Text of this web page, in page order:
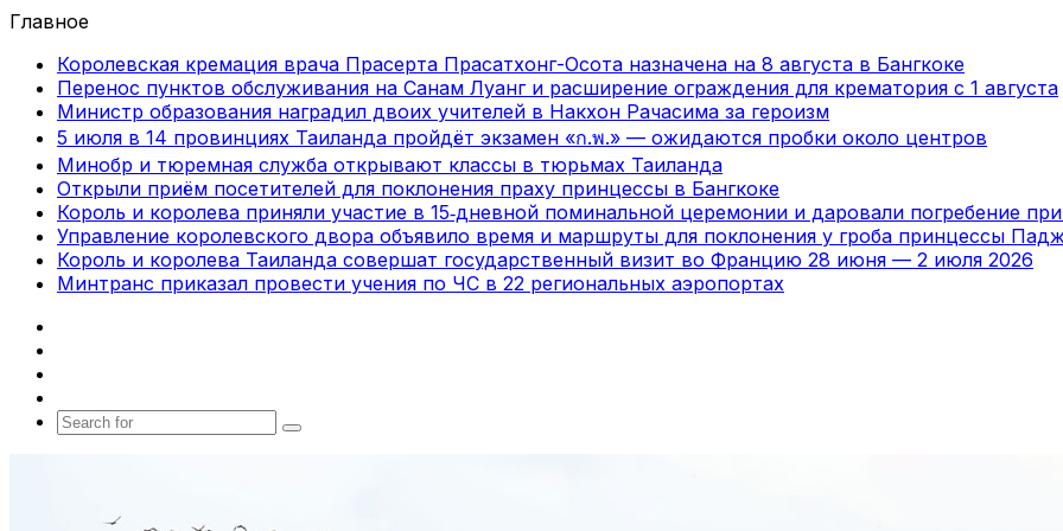
Главное
Королевская кремация врача Прасерта Прасатхонг-Осота назначена на 8 августа в Бангкоке
Перенос пунктов обслуживания на Санам Луанг и расширение ограждения для крематория с 1 августа
Министр образования наградил двоих учителей в Накхон Рачасима за героизм
5 июля в 14 провинциях Таиланда пройдёт экзамен «ก.พ.» — ожидаются пробки около центров
Минобр и тюремная служба открывают классы в тюрьмах Таиланда
Открыли приём посетителей для поклонения праху принцессы в Бангкоке
Король и королева приняли участие в 15‑дневной поминальной церемонии и даровали погребение
Управление королевского двора объявило время и маршруты для поклонения у гроба принцессы
Король и королева Таиланда совершат государственный визит во Францию 28 июня — 2 июля 2026
Минтранс приказал провести учения по ЧС в 22 региональных аэропортах
Search